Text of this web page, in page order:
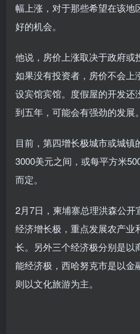
幅上涨，对于那些希望在该地
好的机会。
他说，房价上涨取决于政府或
如果没有投资者，房价不会上
设宾馆宾馆。度假屋的开发还
到五年，可能会有强劲的发展。
目前，第四增长极城市或城镇
3000美元之间，或每平方米
而定。
2月7日，柬埔寨总理洪森公
经济增长极，重点发展农产业
长。另外三个经济极分别是以
能经济极，西哈努克市是以金
则以文化旅游为主。